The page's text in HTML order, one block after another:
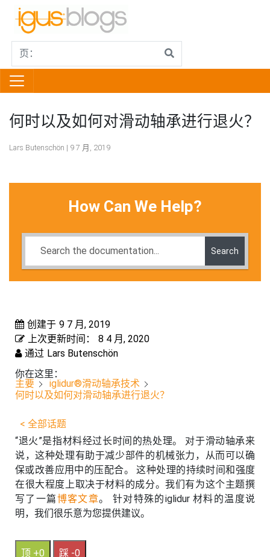
何时以及如何对滑动轴承进行退火？
Lars Butenschön | 9 7 月, 2019
How Can We Help?
Search
创建于 9 7 月, 2019
上次更新时间：
8 4 月, 2020
通过 Lars Butenschön
你在这里：
主要
iglidur®滑动轴承技术
何时以及如何对滑动轴承进行退火？
< 全部话题
“退火”是指材料经过长时间的热处理。 对于滑动轴承来
说，这种处理有助于减少部件的机械张力，从而可以确
保或改善应用中的压配合。 这种处理的持续时间和强度
在很大程度上取决于材料的成分。我们有为这个主题撰
写了一篇博客文章。 针对特殊的iglidur 材料的温度说
明，我们很乐意为您提供建议。
顶 +0 踩 -0